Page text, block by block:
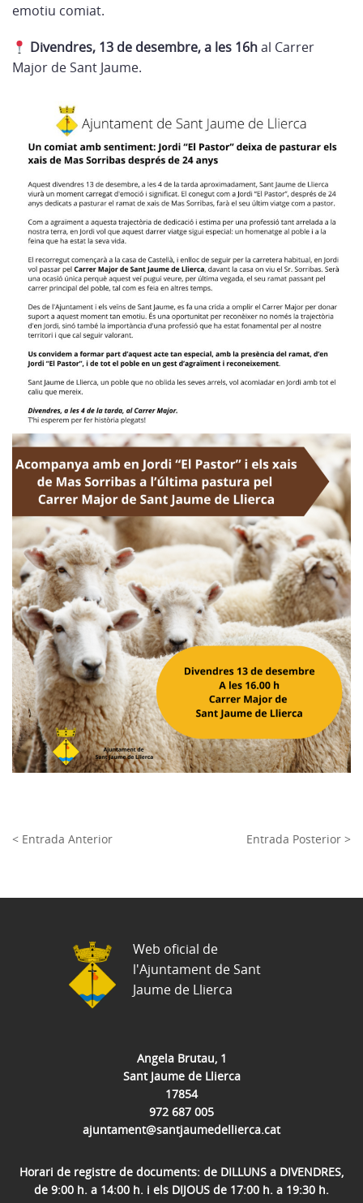
emotiu comiat.
Divendres, 13 de desembre, a les 16hal Carrer
Major de Sant Jaume.
< Entrada Anterior Entrada Posterior >
Angela Brutau, 1
Sant Jaume de Llierca
17854
972 687 005
ajuntament@santjaumedellierca.cat
Horari de registre de documents: de DILLUNS a DIVENDRES,
de 9:00 h. a 14:00 h. i els DIJOUS de 17:00 h. a 19:30 h.
Web oficial de
l'Ajuntament de Sant
Jaume de Llierca